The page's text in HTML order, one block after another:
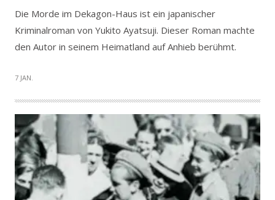
Die Morde im Dekagon-Haus ist ein japanischer
Kriminalroman von Yukito Ayatsuji. Dieser Roman machte
den Autor in seinem Heimatland auf Anhieb berühmt.
7 JAN.